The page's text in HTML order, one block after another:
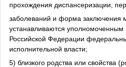
прохождения диспансеризации,
заболеваний и форма заключения
устанавливаются уполномоченным
Российской Федерации
исполнительной власти;
5) близкого родства или свойства